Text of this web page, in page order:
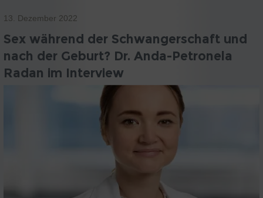
13. Dezember 2022
Sex während der Schwangerschaft und
nach der Geburt? Dr. Anda-Petronela
Radan im Interview